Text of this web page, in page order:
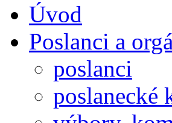
Úvod
Poslanci a
poslanci
poslanecké